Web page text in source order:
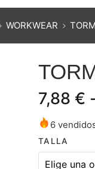
WORKWEAR
7,88 €
6
TALLA